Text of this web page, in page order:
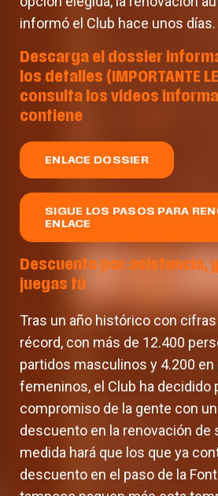
informó el Club hace unos días.
Descarga el dossier
los detalles (IMPORTANTE
consulta los videos
contiene
ENLACE DOSSIER
SIGUE LOS PASOS PARA
ENLACE
Descuento por asistencia,
juegas tú
Tras un año histórico con
récord, con más de 12.400
partidos masculinos y 4.200 en
femeninos, el Club ha decidido
compromiso de la gente con un
descuento en la renovación de
medida hará que los que ya
descuento en el paso de la